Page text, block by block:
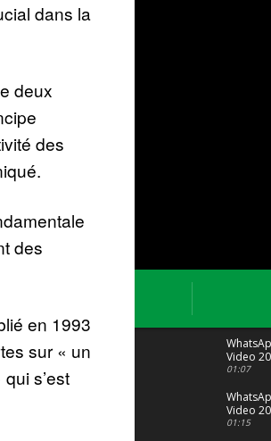
dans la
deux
des
des
en 1993
sur « un
s’est
Video
04 at 15
01:07
Video
29 at 12
01:15